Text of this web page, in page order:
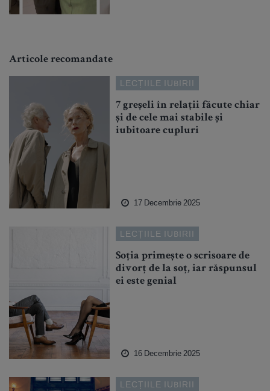
Articole recomandate
LECȚIILE IUBIRII
7 greșeli în relații făcute chiar
și de cele mai stabile și
iubitoare cupluri
17 Decembrie 2025
LECȚIILE IUBIRII
Soția primește o scrisoare de
divorț de la soț, iar răspunsul
ei este genial
16 Decembrie 2025
LECȚIILE IUBIRII